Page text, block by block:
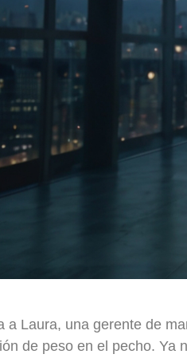
a Laura, una gerente de
de peso en el pecho. Ya